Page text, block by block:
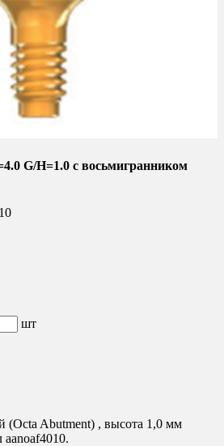
G/H=1.0 с восьмигранником
шт
(Octa Abutment) , высота 1,0 мм
aanoaf4010.